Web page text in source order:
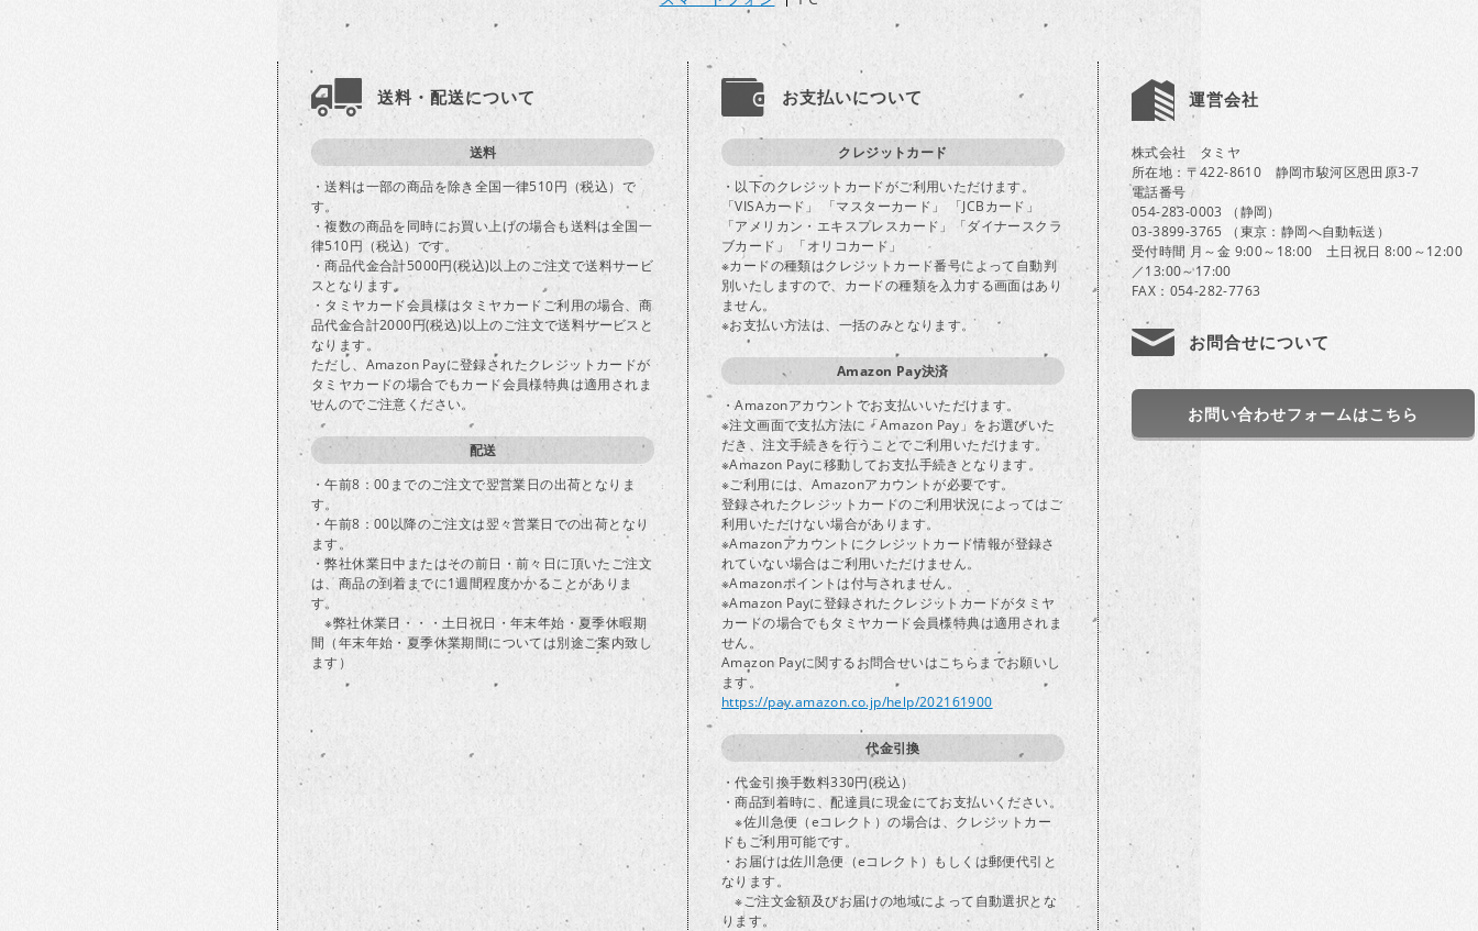
送料・配送について
送料
・送料は一部の商品を除き全国一律510円（税込）で
す。
・複数の商品を同時にお買い上げの場合も送料は全国一
律510円（税込）です。
・商品代金合計5000円(税込)以上のご注文で送料サービ
スとなります。
・タミヤカード会員様はタミヤカードご利用の場合、商
品代金合計2000円(税込)以上のご注文で送料サービスと
なります。
ただし、Amazon Payに登録されたクレジットカードが
タミヤカードの場合でもカード会員様特典は適用されま
せんのでご注意ください。
配送
・午前8：00までのご注文で翌営業日の出荷となりま
す。
・午前8：00以降のご注文は翌々営業日での出荷となり
ます。
・弊社休業日中またはその前日・前々日に頂いたご注文
は、商品の到着までに1週間程度かかることがありま
す。
※弊社休業日・・・土日祝日・年末年始・夏季休暇期
間（年末年始・夏季休業期間については別途ご案内致し
ます）
お支払いについて
クレジットカード
・以下のクレジットカードがご利用いただけます。
「VISAカード」 「マスターカード」 「JCBカード」
「アメリカン・エキスプレスカード」「ダイナースクラ
ブカード」 「オリコカード」
※カードの種類はクレジットカード番号によって自動判
別いたしますので、カードの種類を入力する画面はあり
ません。
※お支払い方法は、一括のみとなります。
Amazon Pay決済
・Amazonアカウントでお支払いいただけます。
※注文画面で支払方法に「Amazon Pay」をお選びいた
だき、注文手続きを行うことでご利用いただけます。
※Amazon Payに移動してお支払手続きとなります。
※ご利用には、Amazonアカウントが必要です。
登録されたクレジットカードのご利用状況によってはご
利用いただけない場合があります。
※Amazonアカウントにクレジットカード情報が登録さ
れていない場合はご利用いただけません。
※Amazonポイントは付与されません。
※Amazon Payに登録されたクレジットカードがタミヤ
カードの場合でもタミヤカード会員様特典は適用されま
せん。
Amazon Payに関するお問合せいはこちらまでお願いし
ます。
https://pay.amazon.co.jp/help/202161900
代金引換
・代金引換手数料330円(税込）
・商品到着時に、配達員に現金にてお支払いください。
※佐川急便（eコレクト）の場合は、クレジットカー
ドもご利用可能です。
・お届けは佐川急便（eコレクト）もしくは郵便代引と
なります。
※ご注文金額及びお届けの地域によって自動選択とな
ります。
運営会社
株式会社 タミヤ
所在地：〒422-8610 静岡市駿河区恩田原3-7
電話番号
054-283-0003 （静岡）
03-3899-3765 （東京：静岡へ自動転送）
受付時間 月～金 9:00～18:00 土日祝日 8:00～12:00
／13:00～17:00
FAX：054-282-7763
お問合せについて
お問い合わせフォームはこちら